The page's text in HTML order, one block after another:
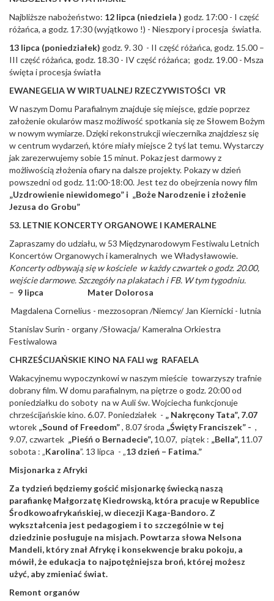
Najbliższe nabożeństwo: 12 lipca (niedziela ) godz. 17:00 - I część
różańca, a godz. 17:30 (wyjątkowo !) - Nieszpory i procesja światła.
13 lipca (poniedziałek) godz. 9. 30 - II część różańca, godz. 15.00 –
III część różańca, godz. 18.30 - IV część różańca; godz. 19.00 - Msza
święta i procesja światła
EWANEGELIA W WIRTUALNEJ RZECZYWISTOŚCI VR
W naszym Domu Parafialnym znajduje się miejsce, gdzie poprzez
założenie okularów masz możliwość spotkania się ze Słowem Bożym
w nowym wymiarze. Dzięki rekonstrukcji wieczernika znajdziesz się
w centrum wydarzeń, które miały miejsce 2 tyś lat temu. Wystarczy
jak zarezerwujemy sobie 15 minut. Pokaz jest darmowy z
możliwością złożenia ofiary na dalsze projekty. Pokazy w dzień
powszedni od godz. 11:00-18:00. Jest tez do obejrzenia nowy film
„Uzdrowienie niewidomego” i „Boże Narodzenie i złożenie
Jezusa do Grobu”
53. LETNIE KONCERTY ORGANOWE I KAMERALNE
Zapraszamy do udziału, w 53 Międzynarodowym Festiwalu Letnich
Koncertów Organowych i kameralnych we Władysławowie.
Koncerty odbywają się w kościele w każdy czwartek o godz. 20.00,
wejście darmowe. Szczegóły na plakatach i FB. W tym tygodniu.
– 9 lipca Mater Dolorosa
Magdalena Cornelius - mezzosopran /Niemcy/ Jan Kiernicki - lutnia
Stanislav Surin - organy /Słowacja/ Kameralna Orkiestra
Festiwalowa
CHRZEŚCIJAŃSKIE KINO NA FALI wg RAFAELA
Wakacyjnemu wypoczynkowi w naszym mieście towarzyszy trafnie
dobrany film. W domu parafialnym, na piętrze o godz. 20:00 od
poniedziałku do soboty na w Auli św. Wojciecha funkcjonuje
chrześcijańskie kino. 6.07. Poniedziałek - „ Nakręcony Tata”, 7.07
wtorek „Sound of Freedom”, 8.07 środa „Święty Franciszek” - ,
9.07, czwartek „Pieśń o Bernadecie”, 10.07, piątek : „Bella”, 11.07
sobota : „Karolina”. 13 lipca - „13 dzień – Fatima.”
Misjonarka z Afryki
Za tydzień będziemy gościć misjonarkę świecką naszą
parafiankę Małgorzatę Kiedrowską, która pracuje w Republice
Środkowoafrykańskiej, w diecezji Kaga-Bandoro. Z
wykształcenia jest pedagogiem i to szczególnie w tej
dziedzinie posługuje na misjach. Powtarza słowa Nelsona
Mandeli, który znał Afrykę i konsekwencje braku pokoju, a
mówił, że edukacja to najpotężniejsza broń, której możesz
użyć, aby zmieniać świat.
Remont organów